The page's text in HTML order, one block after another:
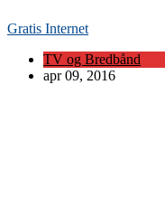
Gratis Internet
TV og Bredbånd
apr 09, 2016